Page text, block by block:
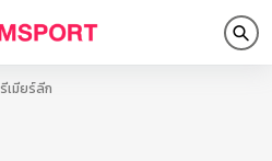
เมียร์ลีก